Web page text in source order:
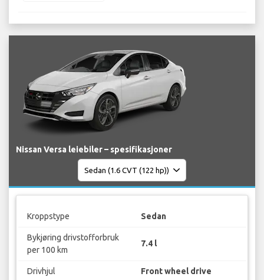
Nissan Versa leiebiler – spesifikasjoner
Kroppstype Sedan
Bykjøring drivstofforbruk
per 100 km
7.4 l
Drivhjul Front wheel drive